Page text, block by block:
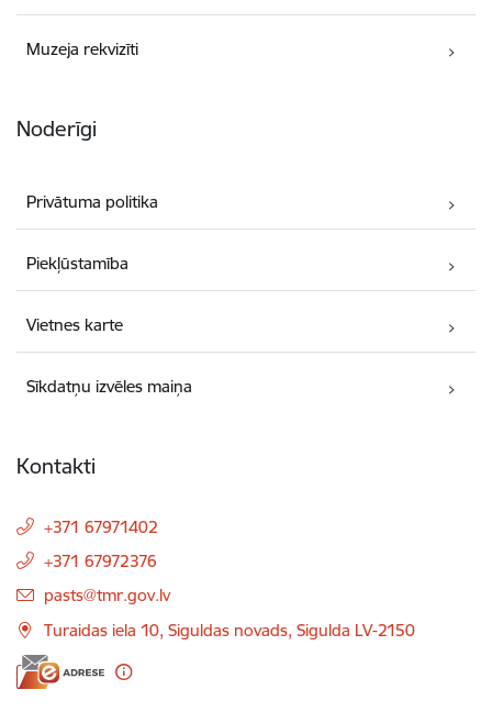
Muzeja rekvizīti
Noderīgi
Privātuma politika
Piekļūstamība
Vietnes karte
Sīkdatņu izvēles maiņa
Kontakti
+371 67971402
+371 67972376
E-pasts:
pasts@tmr.gov.lv
Turaidas iela 10, Siguldas novads, Sigulda LV-2150